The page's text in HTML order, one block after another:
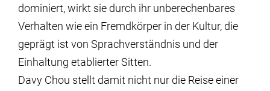
dominiert, wirkt sie durch ihr unberechenbares
Verhalten wie ein Fremdkörper in der Kultur, die
geprägt ist von Sprachverständnis und der
Einhaltung etablierter Sitten.
Davy Chou stellt damit nicht nur die Reise einer